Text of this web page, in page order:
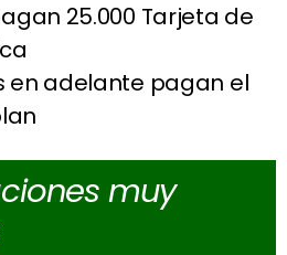
25.000 Tarjeta de
en adelante pagan el
muy